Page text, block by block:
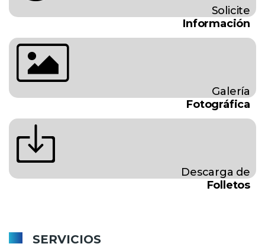
Solicite
Información
Galería
Fotográfica
Descarga de
Folletos
SERVICIOS